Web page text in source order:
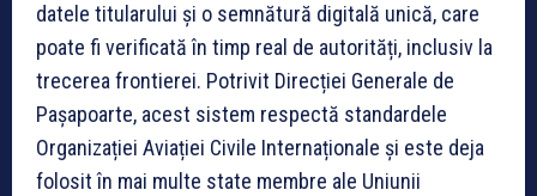
datele titularului și o semnătură digitală unică, care
poate fi verificată în timp real de autorități, inclusiv la
trecerea frontierei. Potrivit Direcției Generale de
Pașapoarte, acest sistem respectă standardele
Organizației Aviației Civile Internaționale și este deja
folosit în mai multe state membre ale Uniunii